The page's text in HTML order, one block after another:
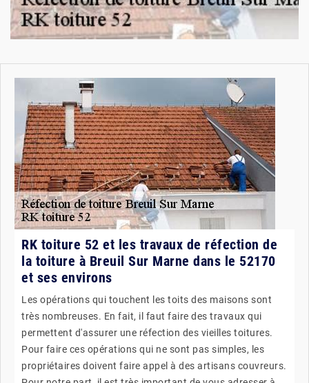
RK toiture 52 et les travaux de réfection de
la toiture à Breuil Sur Marne dans le 52170
et ses environs
Les opérations qui touchent les toits des maisons sont
très nombreuses. En fait, il faut faire des travaux qui
permettent d'assurer une réfection des vieilles toitures.
Pour faire ces opérations qui ne sont pas simples, les
propriétaires doivent faire appel à des artisans couvreurs.